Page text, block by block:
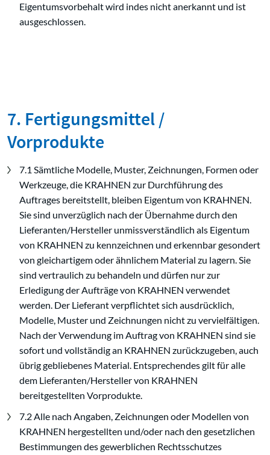
Eigentumsvorbehalt wird indes nicht anerkannt und ist
ausgeschlossen.
7. Fertigungsmittel /
Vorprodukte
7.1 Sämtliche Modelle, Muster, Zeichnungen, Formen oder
Werkzeuge, die KRAHNEN zur Durchführung des
Auftrages bereitstellt, bleiben Eigentum von KRAHNEN.
Sie sind unverzüglich nach der Übernahme durch den
Lieferanten/Hersteller unmissverständlich als Eigentum
von KRAHNEN zu kennzeichnen und erkennbar gesondert
von gleichartigem oder ähnlichem Material zu lagern. Sie
sind vertraulich zu behandeln und dürfen nur zur
Erledigung der Aufträge von KRAHNEN verwendet
werden. Der Lieferant verpflichtet sich ausdrücklich,
Modelle, Muster und Zeichnungen nicht zu vervielfältigen.
Nach der Verwendung im Auftrag von KRAHNEN sind sie
sofort und vollständig an KRAHNEN zurückzugeben, auch
übrig gebliebenes Material. Entsprechendes gilt für alle
dem Lieferanten/Hersteller von KRAHNEN
bereitgestellten Vorprodukte.
7.2 Alle nach Angaben, Zeichnungen oder Modellen von
KRAHNEN hergestellten und/oder nach den gesetzlichen
Bestimmungen des gewerblichen Rechtsschutzes